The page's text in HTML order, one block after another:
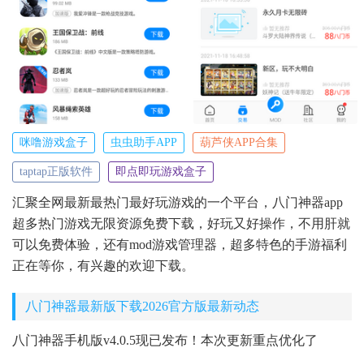
咪噜游戏盒子 虫虫助手APP 葫芦侠APP合集
taptap正版软件 即点即玩游戏盒子
汇聚全网最新最热门最好玩游戏的一个平台，八门神器app
超多热门游戏无限资源免费下载，好玩又好操作，不用肝就
可以免费体验，还有mod游戏管理器，超多特色的手游福利
正在等你，有兴趣的欢迎下载。
八门神器最新版下载2026官方版最新动态
八门神器手机版v4.0.5现已发布！本次更新重点优化了